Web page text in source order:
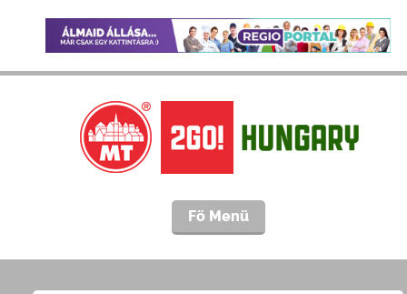
Fö Menü